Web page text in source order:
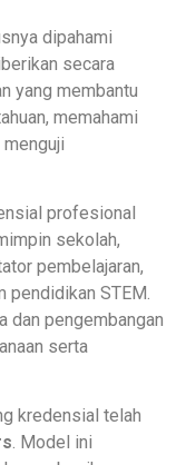
dipahami
secara
yang membantu
memahami
profesional
sekolah,
pembelajaran,
pendidikan STEM.
dan pengembangan
serta
kredensial telah
. Model ini